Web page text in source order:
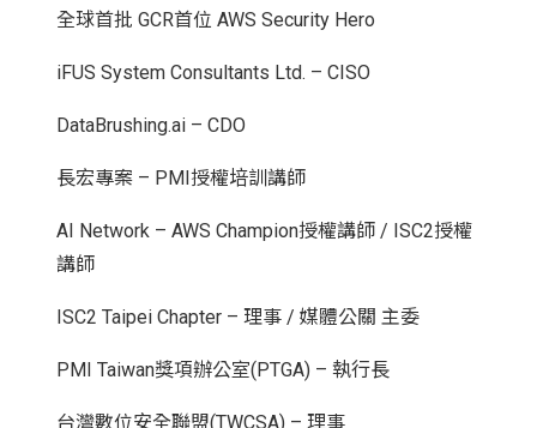
全球首批 GCR首位 AWS Security Hero
iFUS System Consultants Ltd. – CISO
DataBrushing.ai – CDO
長宏專案 – PMI授權培訓講師
AI Network – AWS Champion授權講師 / ISC2授權
講師
ISC2 Taipei Chapter – 理事 / 媒體公關 主委
PMI Taiwan獎項辦公室(PTGA) – 執行長
台灣數位安全聯盟(TWCSA) – 理事